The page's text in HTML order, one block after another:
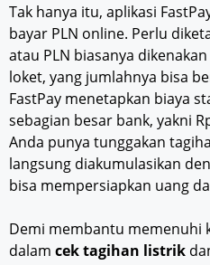
Tak hanya itu, aplikasi
bayar PLN online. Perlu
atau PLN biasanya
loket, yang jumlahnya bisa
FastPay menetapkan biaya
sebagian besar bank, yakni
Anda punya tunggakan
langsung diakumulasikan
bisa mempersiapkan uang
Demi membantu memenuhi
dalam cek tagihan listrik